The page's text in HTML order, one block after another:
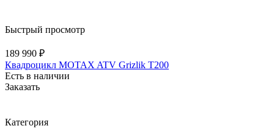
Быстрый просмотр
189 990 ₽
Квадроцикл MOTAX ATV Grizlik T200
Есть в наличии
Заказать
Категория